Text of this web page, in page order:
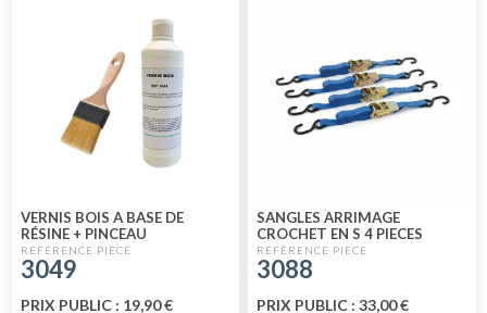
VERNIS BOIS A BASE DE
RÉSINE + PINCEAU
3049
PRIX PUBLIC : 19,90 €
SANGLES ARRIMAGE
CROCHET EN S 4 PIECES
3088
PRIX PUBLIC : 33,00 €